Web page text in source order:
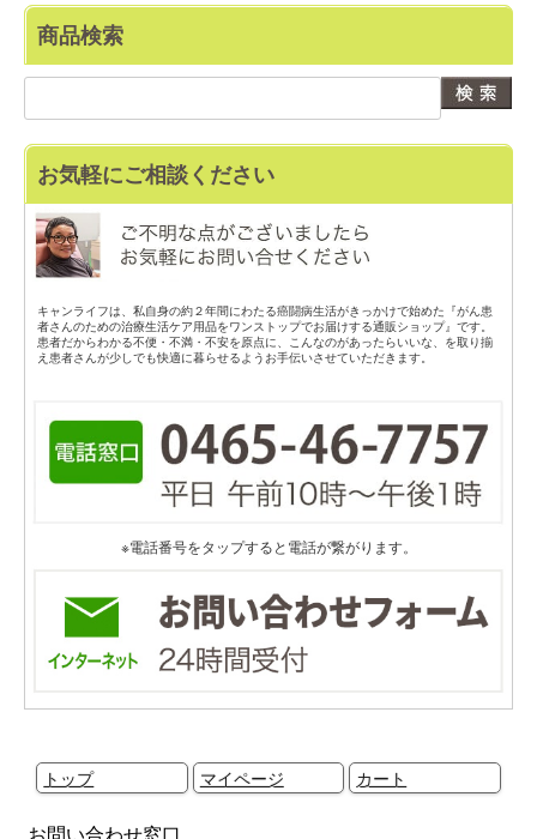
商品検索
お気軽にご相談ください
キャンライフは、私自身の約２年間にわたる癌闘病生活がきっかけで始めた『がん患
者さんのための治療生活ケア用品をワンストップでお届けする通販ショップ』です。
患者だからわかる不便・不満・不安を原点に、こんなのがあったらいいな、を取り揃
え患者さんが少しでも快適に暮らせるようお手伝いさせていただきます。
※電話番号をタップすると電話が繋がります。
トップ マイページ カート